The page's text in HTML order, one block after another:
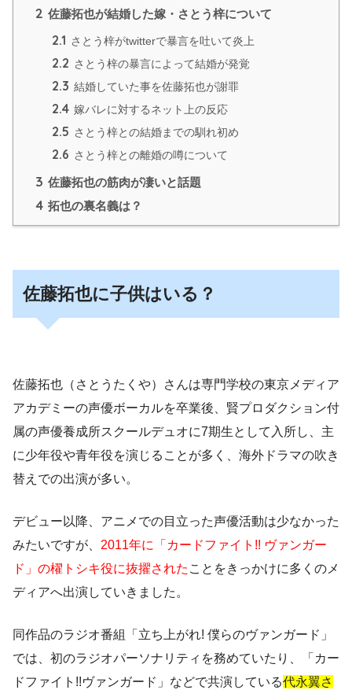
2 佐藤拓也が結婚した嫁・さとう梓について
2.1 さとう梓がtwitterで暴言を吐いて炎上
2.2 さとう梓の暴言によって結婚が発覚
2.3 結婚していた事を佐藤拓也が謝罪
2.4 嫁バレに対するネット上の反応
2.5 さとう梓との結婚までの馴れ初め
2.6 さとう梓との離婚の噂について
3 佐藤拓也の筋肉が凄いと話題
4 拓也の裏名義は？
佐藤拓也に子供はいる？
佐藤拓也（さとうたくや）さんは専門学校の東京メディア
アカデミーの声優ボーカルを卒業後、賢プロダクション付
属の声優養成所スクールデュオに7期生として入所し、主
に少年役や青年役を演じることが多く
、海外ドラマの吹き
替えでの出演が多い。
デビュー以降、アニメでの目立った声優活動は少なかった
みたいですが、 2011年に「カードファイト!! ヴァンガー
ド」の櫂トシキ役に抜擢された ことをきっかけに多くのメ
ディアへ出演していきました。
同作品のラジオ番組「立ち上がれ! 僕らのヴァンガード」
では、初のラジオパーソナリティを務めていたり、「カー
ドファイト!!ヴァンガード」などで共演している代永翼さ